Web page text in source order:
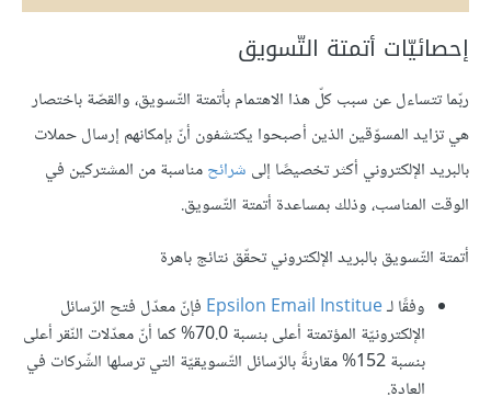
إحصائيّات أتمتة التّسويق
ربّما تتساءل عن سبب كلّ هذا الاهتمام بأتمتة التّسويق، والقصّة باختصار
هي تزايد المسوّقين الذين أصبحوا يكتشفون أنّ بإمكانهم إرسال حملات
بالبريد الإلكتروني أكثر تخصيصًا إلى شرائحمناسبة من المشتركين في
الوقت المناسب، وذلك بمساعدة أتمتة التّسويق.
أتمتة التّسويق بالبريد الإلكتروني تحقّق نتائج باهرة
وفقًا لـEpsilon Email Institue فإنّ معدّل فتح الرّسائل
الإلكترونيّة المؤتمتة أعلى بنسبة 70.0% كما أنّ معدّلات النّقر أعلى
بنسبة 152% مقارنةً بالرّسائل التّسويقيّة التي ترسلها الشّركات في
العادة.